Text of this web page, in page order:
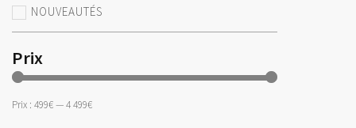
NOUVEAUTÉS
Prix
Prix : 499€—4 499€